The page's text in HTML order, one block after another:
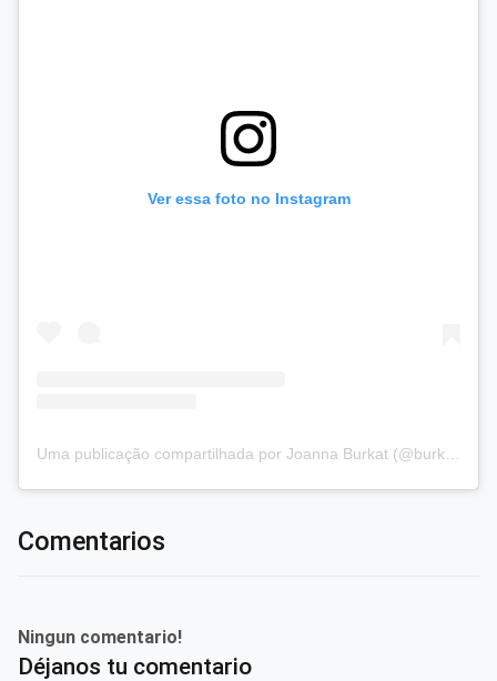
Ver essa foto no Instagram
Comentarios
Ningun comentario!
Déjanos tu comentario